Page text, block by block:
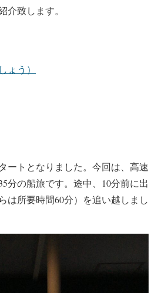
介致します。
ょう）
ートとなりました。今回は、高速
分の船旅です。途中、10分前に出
は所要時間60分）を追い越しまし